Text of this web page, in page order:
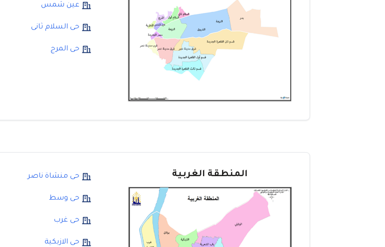
عين شمس
حى السلام ثانى
حى المرج
المنطقة الغربية حى منشاة ناصر
حى وسط
حى غرب
حى الازبكية